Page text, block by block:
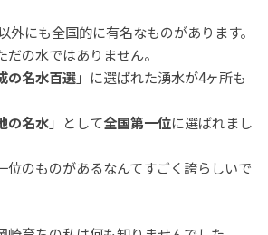
外にも全国的に有名なものがあります。
の水ではありません。
の名水百選」に選ばれた湧水が4ヶ所も
の名水」として全国第一位に選ばれまし
位のものがあるなんてすごく誇らしいで